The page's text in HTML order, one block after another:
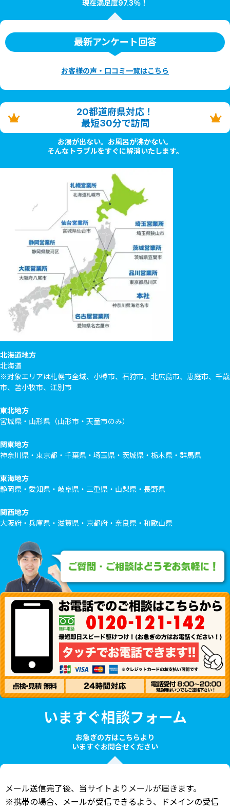
現在満足度97.3％！
最新アンケート回答
お客様の声・口コミ一覧はこちら
20都道府県対応！
最短30分で訪問
お湯が出ない。お風呂が沸かない。
そんなトラブルをすぐに解消いたします。
北海道地方
北海道
※対象エリアは札幌市全域、小樽市、石狩市、北広島市、恵庭市、千歳
市、苫小牧市、江別市
東北地方
宮城県・山形県（山形市・天童市のみ）
関東地方
神奈川県・東京都・千葉県・埼玉県・茨城県・栃木県・群馬県
東海地方
静岡県・愛知県・岐阜県・三重県・山梨県・長野県
関西地方
大阪府・兵庫県・滋賀県・京都府・奈良県・和歌山県
いますぐ相談フォーム
お急ぎの方はこちらより
いますぐお問合せください
メール送信完了後、当サイトよりメールが届きます。
※携帯の場合、メールが受信できるよう、ドメインの受信